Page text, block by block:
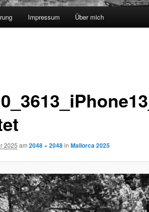
Impressum Über mich
2025 am 2048 × 2048in Mallorca 2025